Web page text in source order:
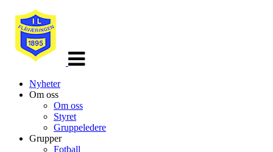
Nyheter
Om oss
Om oss
Styret
Gruppeledere
Grupper
Fotball